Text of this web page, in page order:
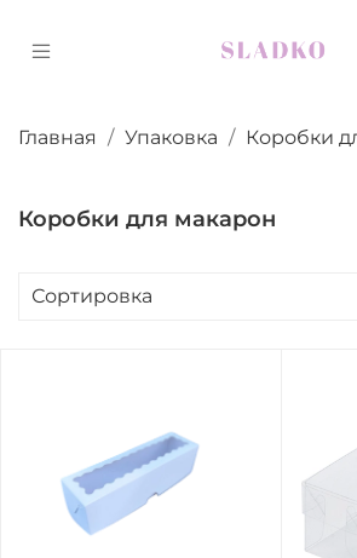
Главная Упаковка Коробки
Коробки для макарон